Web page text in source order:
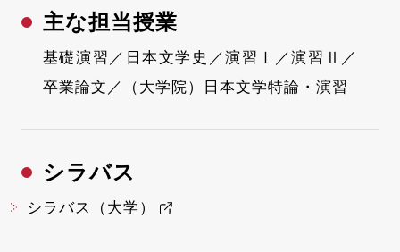
主な担当授業
基礎演習／日本文学史／演習Ⅰ／演習Ⅱ／
卒業論文／（大学院）日本文学特論・演習
シラバス
シラバス（大学）